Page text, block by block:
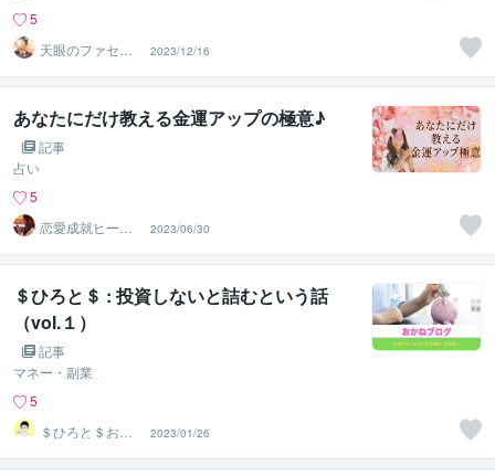
5
天眼のファセッ
ト
2023/12/16
あなたにだけ教える金運アップの極意♪
記事
占い
5
恋愛成就ヒーリ
ング。芦川マリ
カ
2023/06/30
＄ひろと＄ : 投資しないと詰むという話
（vol.１）
記事
マネー・副業
5
＄ひろと＄お金
に愛されるマネ
ーサポーター
2023/01/26